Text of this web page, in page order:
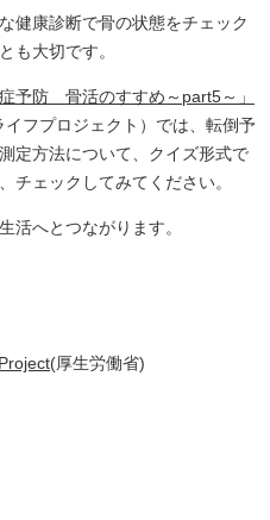
健康診断で骨の状態をチェック
も大切です。
予防 骨活のすすめ～part5～」
イフプロジェクト）では、転倒予
定方法について、クイズ形式で
チェックしてみてください。
活へとつながります。
(厚生労働省)